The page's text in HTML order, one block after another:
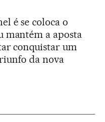
é se coloca o
mantém a aposta
conquistar um
da nova